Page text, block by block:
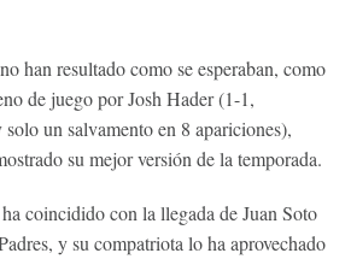
han resultado como se esperaban, como
de juego por Josh Hader (1-1,
un salvamento en 8 apariciones),
su mejor versión de la temporada.
coincidido con la llegada de Juan Soto
y su compatriota lo ha aprovechado